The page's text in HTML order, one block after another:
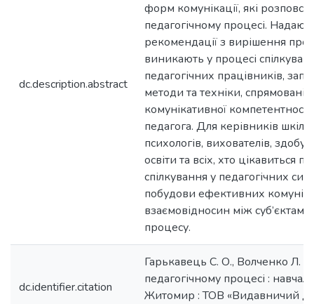
dc.description.abstract
форм комунікації, які
педагогічному процесі.
рекомендації з вирішення
виникають у процесі
педагогічних працівників,
методи та техніки,
комунікативної компетентності
педагога. Для керівників шкіл,
психологів, вихователів,
освіти та всіх, хто цікавиться
спілкування у педагогічних
побудови ефективних
взаємовідносин між
процесу.
dc.identifier.citation
Гарькавець С. О., Волченко Л.
педагогічному процесі :
Житомир : ТОВ «Видавничий